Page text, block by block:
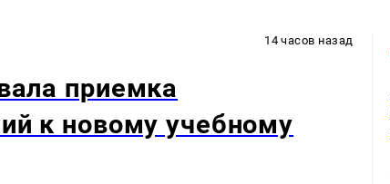
14 часов назад
приемка
к новому учебному